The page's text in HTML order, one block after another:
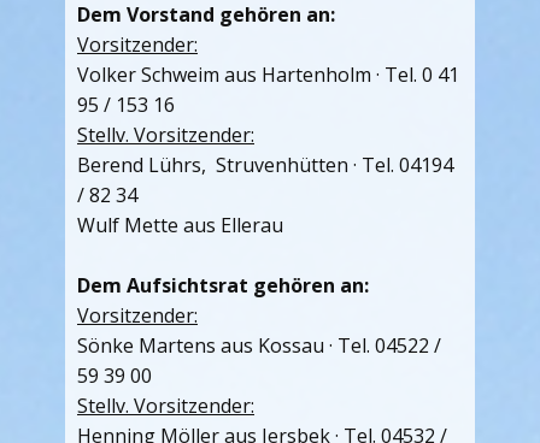
Dem Vorstand gehören an:
Vorsitzender:
Volker Schweim aus Hartenholm · Tel. 0 41
95 / 153 16
Stellv. Vorsitzender:
Berend Lührs, Struvenhütten · Tel. 04194
/ 82 34
Wulf Mette aus Ellerau
Dem Aufsichtsrat gehören an:
Vorsitzender:
Sönke Martens aus Kossau · Tel. 04522 /
59 39 00
Stellv. Vorsitzender:
Henning Möller aus Jersbek · Tel. 04532 /